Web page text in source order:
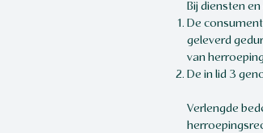
Bij diensten
De
geleverd
van
De in lid 3
Verlengde